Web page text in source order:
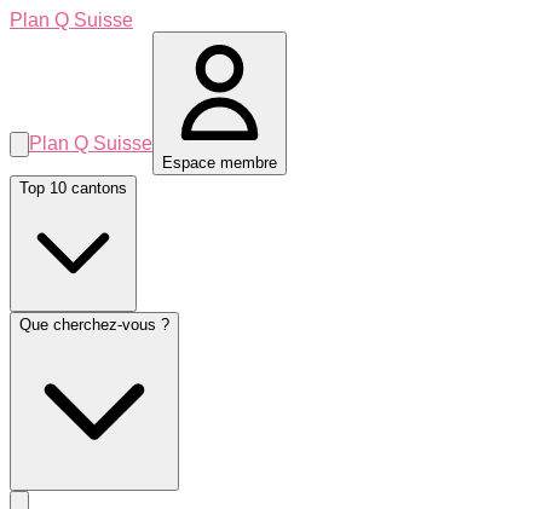
Plan Q Suisse
Plan Q Suisse
Espace membre
Top 10 cantons
Que cherchez-vous ?